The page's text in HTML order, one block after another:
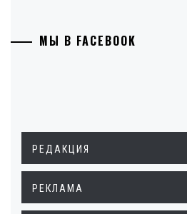
МЫ В FACEBOOK
РЕДАКЦИЯ
РЕКЛАМА